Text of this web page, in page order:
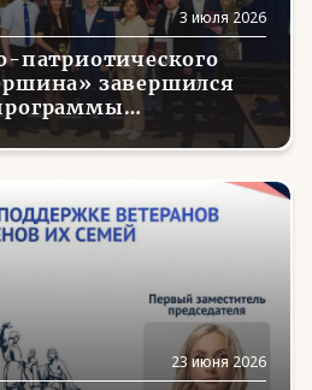
(5)
(3)
(8)
3 июля 2026
патриотического
завершился
переподготовки
и защиты
методика
участников СВО
23 июня 2026